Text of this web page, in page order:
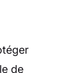
de